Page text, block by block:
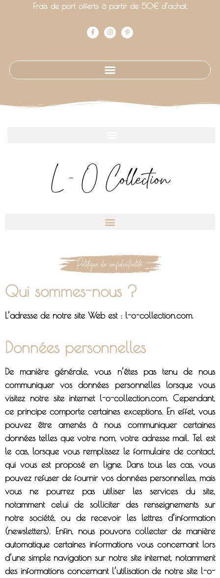
Frais de port offerts à partir de 50€ d’achat.
L - O Collection
Qui sommes-nous ?
L’adresse de notre site Web est : l-o-collection.com.
Données personnelles
De manière générale, vous n’êtes pas tenu de nous
communiquer vos données personnelles lorsque vous
visitez notre site internet l-o-collection.com. Cependant,
ce principe comporte certaines exceptions. En effet, vous
pouvez être amenés à nous communiquer certaines
données telles que votre nom, votre adresse mail. Tel est
le cas, lorsque vous remplissez le formulaire de contact,
qui vous est proposé en ligne. Dans tous les cas, vous
pouvez refuser de fournir vos données personnelles, mais
vous ne pourrez pas utiliser les services du site,
notamment celui de solliciter des renseignements sur
notre société, ou de recevoir les lettres d’information
(newsletters). Enfin, nous pouvons collecter de manière
automatique certaines informations vous concernant lors
d’une simple navigation sur notre site internet, notamment
des informations concernant l’utilisation de notre site l-o-